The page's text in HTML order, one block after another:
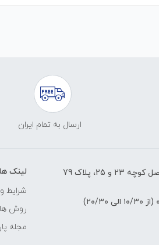
ارسال به تمام ایران
پلاک 79
(از ۱۰/۳۰ الی ۲۰/۳۰)
لینک ها
شرایط
روش
مجله